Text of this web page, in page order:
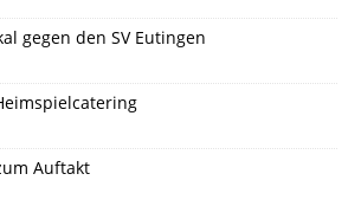
gegen den SV Eutingen
Auftakt